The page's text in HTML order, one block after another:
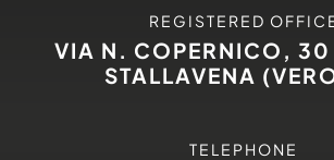
REGISTERED
VIA N. COPERNICO,
STALLAVENA
TELEPHONE